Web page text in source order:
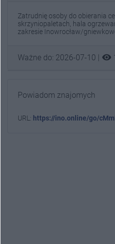
Zatrudnię osoby do obierania
skrzyniopaletach, hala
zakresie Inowrocław/
Ważne do: 2026-07-10 | visibility
Powiadom znajomych
URL: https://ino.online/go/